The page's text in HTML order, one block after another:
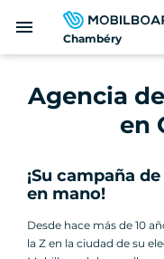
Chambéry
menu
Agencia
en
¡Su campaña
en mano!
Desde hace más de 10
la Z en la ciudad de su